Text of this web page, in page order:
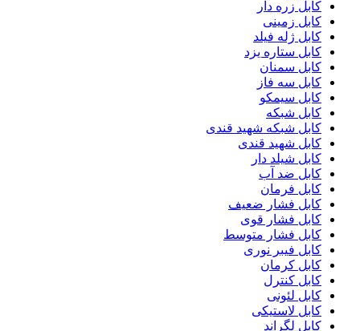
کابل زره دار
کابل زمینی
کابل ژله فیلد
کابل ستاره یزد
کابل سمنان
کابل سه فاز
کابل سیمکو
کابل شبکه
کابل شبکه شهید قندی
کابل شهید قندی
کابل شیلد دار
کابل ضد آب
کابل فرمان
کابل فشار ضعیف
کابل فشار قوی
کابل فشار متوسط
کابل فیبر نوری
کابل کرمان
کابل کنترل
کابل لئونی
کابل لاستیکی
کابل لگراند